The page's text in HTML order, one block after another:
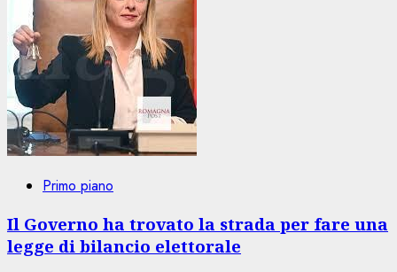
Primo piano
Il Governo ha trovato la strada per fare una
legge di bilancio elettorale